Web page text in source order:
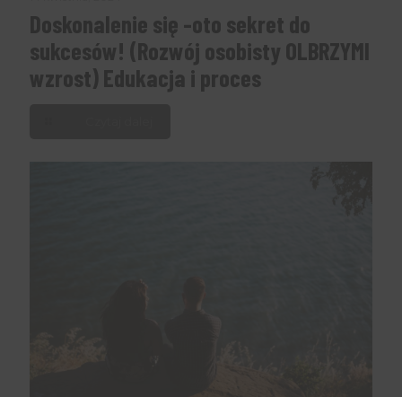
Doskonalenie się -oto sekret do
sukcesów! (Rozwój osobisty OLBRZYMI
wzrost) Edukacja i proces